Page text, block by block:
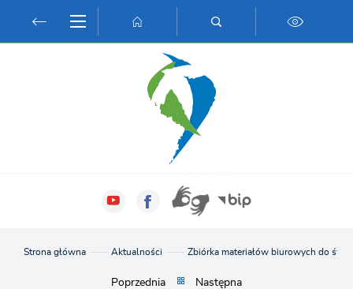
Przejdź do wyszukiwarki.
Przejdź do ustawień wielkości czcionki.
Włącz wersję kontrastową strony.
Strona główna Aktualności Zbiórka materiałów biurowych do
Poprzednia Następna